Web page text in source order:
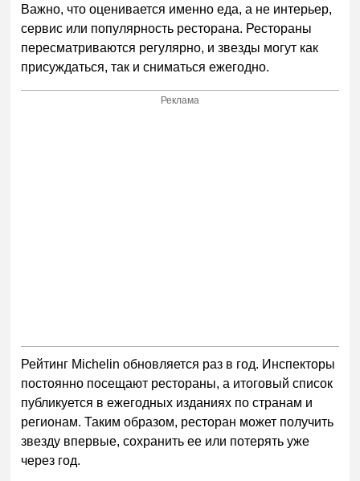
Важно, что оценивается именно еда, а не интерьер,
сервис или популярность ресторана. Рестораны
пересматриваются регулярно, и звезды могут как
присуждаться, так и сниматься ежегодно.
Реклама
Рейтинг Michelin обновляется раз в год. Инспекторы
постоянно посещают рестораны, а итоговый список
публикуется в ежегодных изданиях по странам и
регионам. Таким образом, ресторан может получить
звезду впервые, сохранить ее или потерять уже
через год.